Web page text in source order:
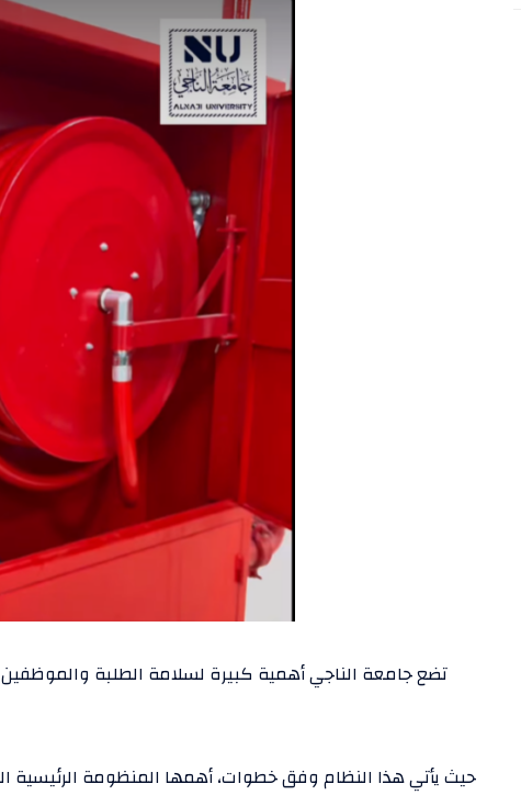
تضع جامعة الناجي أهمية كبيرة لسلامة الطلبة
حيث يأتي هذا النظام وفق خطوات، أهمها المنظومة الرئيسية